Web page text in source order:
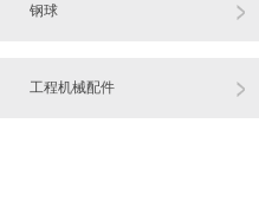
钢球
工程机械配件